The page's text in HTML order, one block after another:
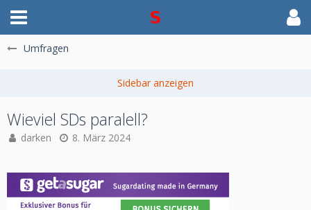
Umfragen
Wieviel SDs paralell?
darken 8. März 2024